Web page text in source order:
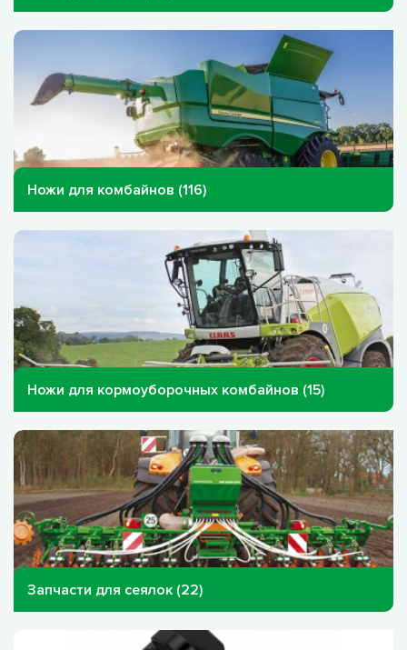
Ножи для комбайнов (116)
Ножи для кормоуборочных комбайнов (15)
Запчасти для сеялок (22)